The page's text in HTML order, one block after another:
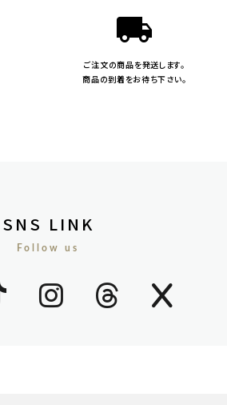
local_shipping
ご注文の商品を発送します。
商品の到着をお待ち下さい。
SNS LINK
Follow us